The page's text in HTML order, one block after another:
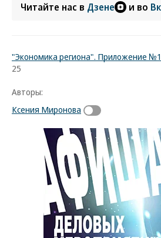
Читайте нас в Дзене и во
"Экономика региона". Приложение
25
Авторы:
Ксения Миронова